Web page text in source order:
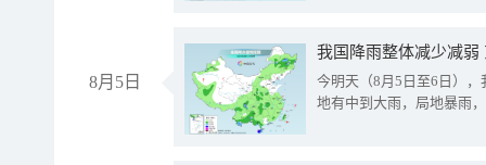
8月5日
我国降雨整体减少减弱
今明天（8月5日至6日）
地有中到大雨，局地暴雨